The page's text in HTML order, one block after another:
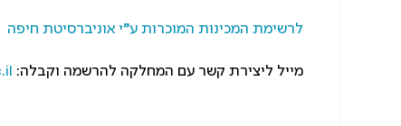
לרשימת המכינות המוכרות ע”י אוניברסיטת חיפה
מייל ליצירת קשר עם המחלקה להרשמה וקבלה: